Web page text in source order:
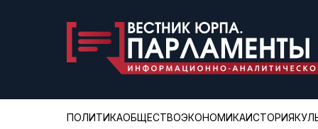
ПОЛИТИКАОБЩЕСТВОЭКОНОМИКАИСТОРИЯ